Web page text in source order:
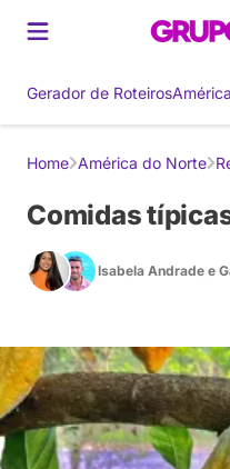
Gerador de Roteiros
Home América do Norte
Comidas
Isabela Andrade e